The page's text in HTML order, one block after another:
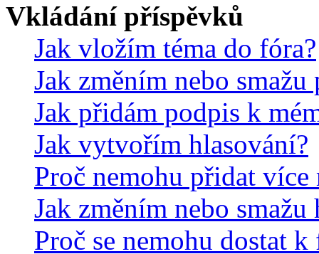
Vkládání příspěvků
Jak vložím téma do fóra?
Jak změním nebo smažu
Jak přidám podpis k
Jak vytvořím hlasování?
Proč nemohu přidat
Jak změním nebo smažu
Proč se nemohu dostat k